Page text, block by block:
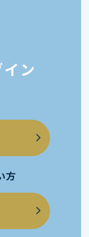
ン
方